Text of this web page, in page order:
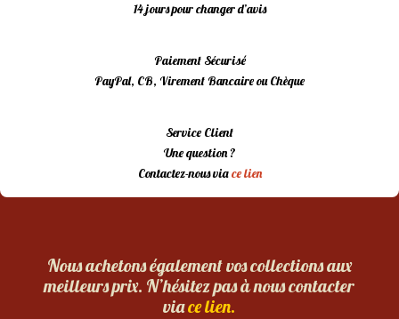
14 jours pour changer d’avis
Paiement Sécurisé
PayPal, CB, Virement Bancaire ou Chèque
Service Client
Une question ?
Contactez-nous viace lien
Nous achetons également vos collections aux
meilleurs prix. N’hésitez pas à nous contacter
viace lien.